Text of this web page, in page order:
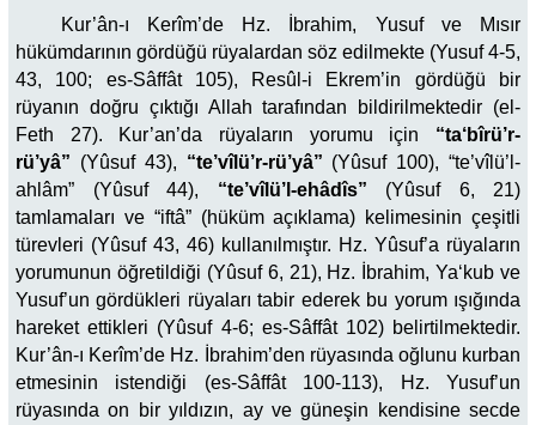
Kur’ân-ı Kerîm’de Hz. İbrahim, Yusuf ve Mısır
hükümdarının gördüğü rüyalardan söz edilmekte (Yusuf 4-5,
43, 100; es-Sâffât 105), Resûl-i Ekrem’in gördüğü bir
rüyanın doğru çıktığı Allah tarafından bildirilmektedir (el-
Feth 27). Kur’an’da rüyaların yorumu için “ta‘bîrü’r-
rü’yâ” (Yûsuf 43), “te’vîlü’r-rü’yâ” (Yûsuf 100), “te’vîlü’l-
ahlâm” (Yûsuf 44), “te’vîlü’l-ehâdîs” (Yûsuf 6, 21)
tamlamaları ve “iftâ” (hüküm açıklama) kelimesinin çeşitli
türevleri (Yûsuf 43, 46) kullanılmıştır. Hz. Yûsuf’a rüyaların
yorumunun öğretildiği (Yûsuf 6, 21), Hz. İbrahim, Ya‘kub ve
Yusuf’un gördükleri rüyaları tabir ederek bu yorum ışığında
hareket ettikleri (Yûsuf 4-6; es-Sâffât 102) belirtilmektedir.
Kur’ân-ı Kerîm’de Hz. İbrahim’den rüyasında oğlunu kurban
etmesinin istendiği (es-Sâffât 100-113), Hz. Yusuf’un
rüyasında on bir yıldızın, ay ve güneşin kendisine secde